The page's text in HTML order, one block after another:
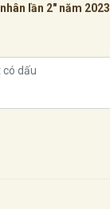
lần 2″ năm 2023